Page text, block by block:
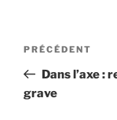
Navigation
l’article
Article
précédent
PRÉCÉDENT
Dans l’axe :
grave